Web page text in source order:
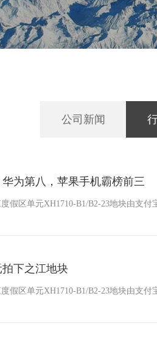
公司新闻
为第八，苹果手机霸榜前三
假区单元XH1710-B1/B2-23地块由支
下之江地块
假区单元XH1710-B1/B2-23地块由支